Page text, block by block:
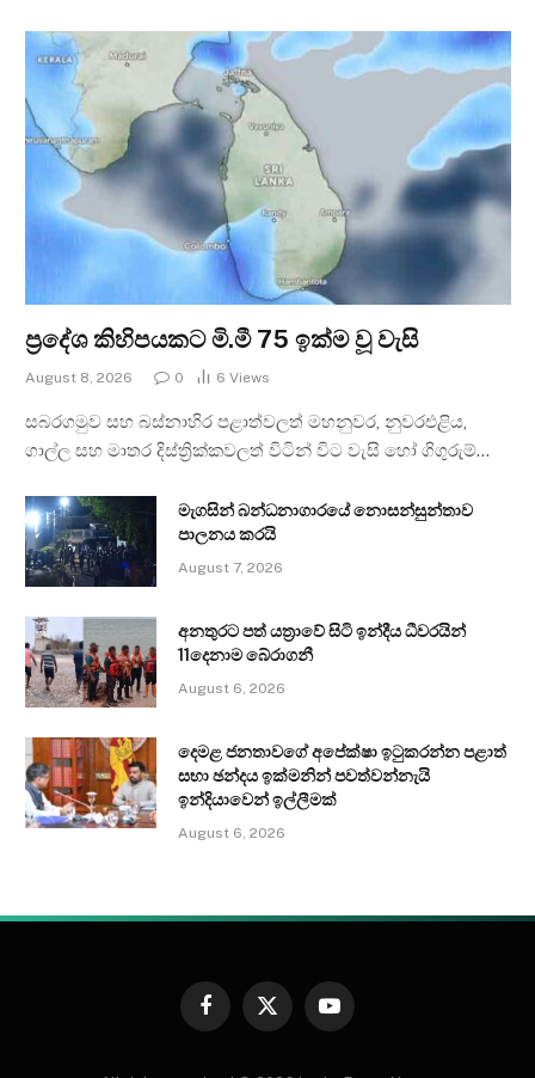
ප්‍රදේශ කිහිපයකට මි.මී 75 ඉක්ම වූ වැසි
August 8, 2026 0 6 Views
සබරගමුව සහ බස්නාහිර පළාත්වලත් මහනුවර, නුවරඑළිය,
ගාල්ල සහ මාතර දිස්ත්‍රික්කවලත් විටින් විට වැසි හෝ ගිගුරුම්…
මැගසින් බන්ධනාගාරයේ නොසන්සුන්තාව
පාලනය කරයි
August 7, 2026
අනතුරට පත් යත්‍රාවේ සිටි ඉන්දීය ධීවරයින්
11දෙනාම බේරාගනී
August 6, 2026
දෙමළ ජනතාවගේ අපේක්ෂා ඉටුකරන්න පළාත්
සභා ඡන්දය ඉක්මනින් පවත්වන්නැයි
ඉන්දියාවෙන් ඉල්ලීමක්
August 6, 2026
Facebook
X
YouTube